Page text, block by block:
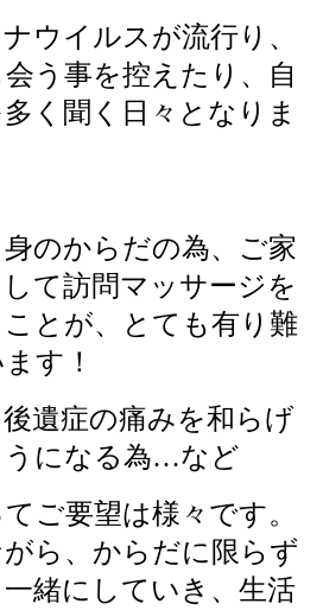
ウイルスが流行り、
う事を控えたり、自
く聞く日々となりま
のからだの為、ご家
て訪問マッサージを
とが、とても有り難
す！
遺症の痛みを和らげ
うになる為…など
ご要望は様々です。
ら、からだに限らず
一緒にしていき、生活